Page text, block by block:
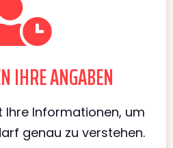
IHRE ANGABEN
Ihre Informationen, um
genau zu verstehen.